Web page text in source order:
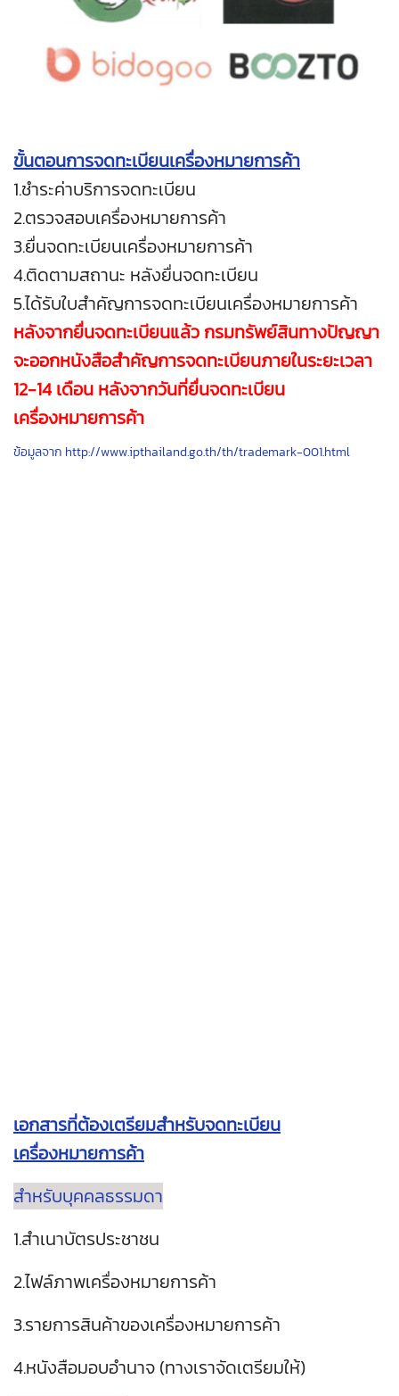
ขั้นตอนการจดทะเบียนเครื่องหมายการค้า
1.ชำระค่าบริการจดทะเบียน
2.ตรวจสอบเครื่องหมายการค้า
3.ยื่นจดทะเบียนเครื่องหมายการค้า
4.ติดตามสถานะ หลังยื่นจดทะเบียน
5.ได้รับใบสำคัญการจดทะเบียนเครื่องหมายการค้า
หลังจากยื่นจดทะเบียนแล้ว กรมทรัพย์สินทางปัญญา
จะออกหนังสือสำคัญการจดทะเบียนภายในระยะเวลา
12-14 เดือน หลังจากวันที่ยื่นจดทะเบียน
เครื่องหมายการค้า
ข้อมูลจาก http://www.ipthailand.go.th/th/trademark-001.html
เอกสารที่ต้องเตรียมสำหรับจดทะเบียน
เครื่องหมายการค้า
สำหรับบุคคลธรรมดา
1.สำเนาบัตรประชาชน
2.ไฟล์ภาพเครื่องหมายการค้า
3.รายการสินค้าของเครื่องหมายการค้า
4.หนังสือมอบอำนาจ (ทางเราจัดเตรียมให้)